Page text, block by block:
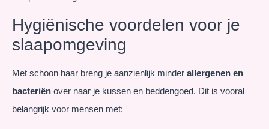
Hygiënische voordelen voor je
slaapomgeving
Met schoon haar breng je aanzienlijk minder allergenen en
bacteriën over naar je kussen en beddengoed. Dit is vooral
belangrijk voor mensen met: